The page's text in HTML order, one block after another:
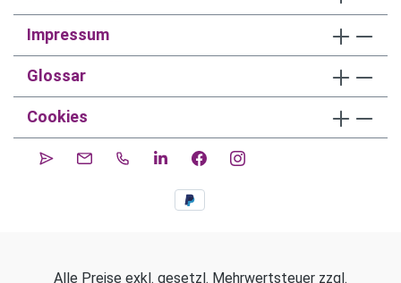
Impressum
Glossar
Cookies
Alle Preise exkl. gesetzl. Mehrwertsteuer zzgl.